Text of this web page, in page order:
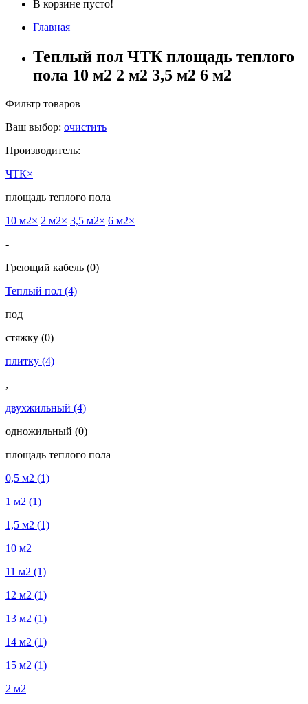
В корзине пусто!
Главная
Теплый пол ЧТК площадь теплого
пола 10 м2 2 м2 3,5 м2 6 м2
Фильтр товаров
Ваш выбор: очистить
Производитель:
ЧТК×
площадь теплого пола
10 м2× 2 м2× 3,5 м2× 6 м2×
-
Греющий кабель (0)
Теплый пол (4)
под
cтяжку (0)
плитку (4)
,
двухжильный (4)
одножильный (0)
площадь теплого пола
0,5 м2 (1)
1 м2 (1)
1,5 м2 (1)
10 м2
11 м2 (1)
12 м2 (1)
13 м2 (1)
14 м2 (1)
15 м2 (1)
2 м2